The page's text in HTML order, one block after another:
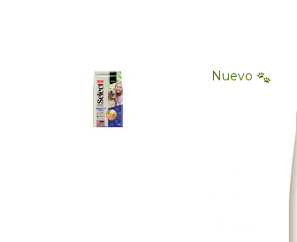
Nuevo